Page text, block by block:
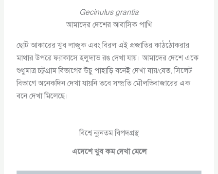
Gecinulus grantia
আমাদের দেশের আবাসিক পাখি
ছোট আকারের খুব লাজুক এবং বিরল এই প্রজাতির কাঠঠোকরার
মাথার উপরে ফ্যাকাসে হলুদাভ রঙ দেখা যায়। আমাদের দেশে একে
শুধুমাত্র চট্বগ্রাম বিভাগের উচু পাহাড়ি বনেই দেখা যায়/যেত, সিলেট
বিভাগে অনেকদিন দেখা যায়নি তবে সম্প্রতি মৌলভিবাজারের এক
বনে দেখা মিলেছে।
বিশ্বে ন্যুনতম বিপদগ্রস্থ
এদেশে খুব কম দেখা মেলে